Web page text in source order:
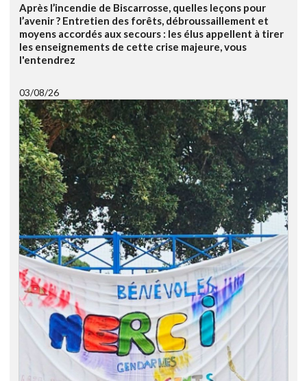
Après l’incendie de Biscarrosse, quelles leçons pour
l’avenir ? Entretien des forêts, débroussaillement et
moyens accordés aux secours : les élus appellent à tirer
les enseignements de cette crise majeure, vous
l'entendrez
03/08/26